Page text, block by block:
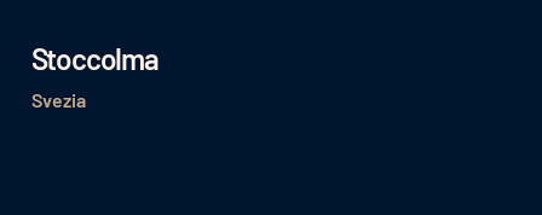
Stoccolma
Svezia